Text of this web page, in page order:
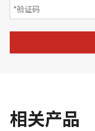
相关产品